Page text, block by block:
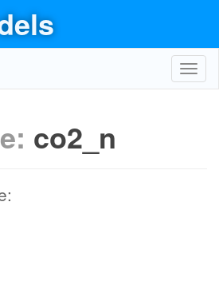
co2_n